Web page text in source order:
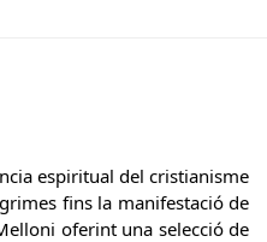
espiritual del cristianisme
fins la manifestació de
oferint una selecció de